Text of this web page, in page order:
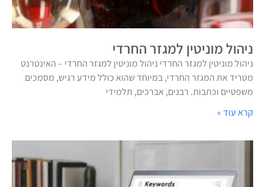
ניהול מוניטין למגזר החרדי
ניהול מוניטין למגזר החרדי ניהול מוניטין למגזר החרדי – האינטרנט
מטריד את המגזר החרדי, במיוחד שהוא כולל מידע רגיש, מסמכים
משפטיים וכתבות. רבנים, אברכים, תלמידי
קרא עוד »